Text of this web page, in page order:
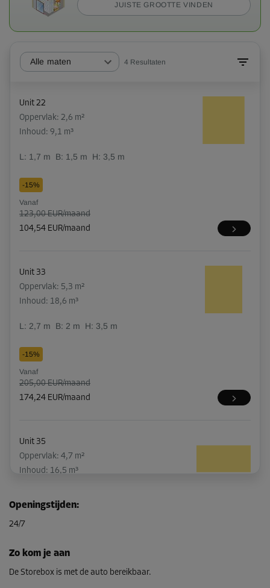
JUISTE GROOTTE VINDEN
Alle maten 4 Resultaten
Unit 22
Oppervlak: 2,6 m²
Inhoud: 9,1 m³
L: 1,7 m B: 1,5 m H: 3,5 m
-15%
Vanaf
123,00 EUR/maand
104,54 EUR/maand
Unit 33
Oppervlak: 5,3 m²
Inhoud: 18,6 m³
L: 2,7 m B: 2 m H: 3,5 m
-15%
Vanaf
205,00 EUR/maand
174,24 EUR/maand
Unit 35
Oppervlak: 4,7 m²
Inhoud: 16,5 m³
-10%
190,00 EUR/maand
170,99 EUR/maand
Openingstijden:
24/7
Zo kom je aan
De Storebox is met de auto bereikbaar.